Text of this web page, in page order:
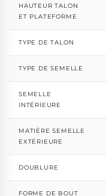
HAUTEUR TALON
ET PLATEFORME
TYPE DE TALON
TYPE DE SEMELLE
SEMELLE
INTÉRIEURE
MATIÈRE SEMELLE
EXTÉRIEURE
DOUBLURE
FORME DE BOUT